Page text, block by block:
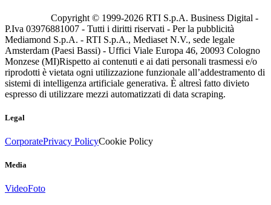
Copyright © 1999-2026 RTI S.p.A. Business Digital -
P.Iva 03976881007 - Tutti i diritti riservati - Per la pubblicità
Mediamond S.p.A. - RTI S.p.A., Mediaset N.V., sede legale
Amsterdam (Paesi Bassi) - Uffici Viale Europa 46, 20093 Cologno
Monzese (MI)Rispetto ai contenuti e ai dati personali trasmessi e/o
riprodotti è vietata ogni utilizzazione funzionale all’addestramento di
sistemi di intelligenza artificiale generativa. È altresì fatto divieto
espresso di utilizzare mezzi automatizzati di data scraping.
Legal
CorporatePrivacy PolicyCookie Policy
Media
VideoFoto